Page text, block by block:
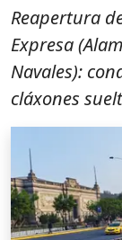
Reapertura
Expresa
Navales):
cláxones